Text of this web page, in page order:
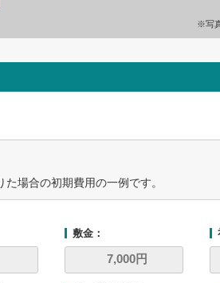
※写
た場合の初期費用の一例です。
敷金：